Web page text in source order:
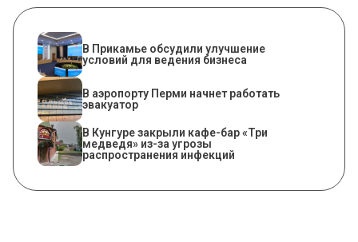
В Прикамье обсудили улучшение
условий для ведения бизнеса
В аэропорту Перми начнет работать
эвакуатор
​В Кунгуре закрыли кафе-бар «Три
медведя» из-за угрозы
распространения инфекций